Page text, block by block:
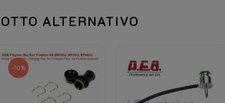
Aprendo la confezione trasparente decade il
Quando si collega il prodotto (elettrico, gas o
ade.
Manuali e documentazione: vedi la scheda
ALTERNATIVO
-10%